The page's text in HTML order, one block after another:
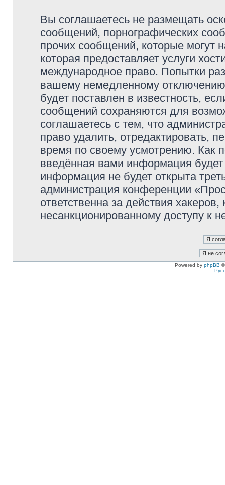
Вы соглашаетесь не размещать
сообщений, порнографических
прочих сообщений, которые могут
которая предоставляет услуги
международное право. Попытки
вашему немедленному
будет поставлен в известность,
сообщений сохраняются для
соглашаетесь с тем, что
право удалить, отредактировать,
время по своему усмотрению. Как
введённая вами информация
информация не будет открыта
администрация конференции
ответственна за действия
несанкционированному доступу к
Powered by phpBB